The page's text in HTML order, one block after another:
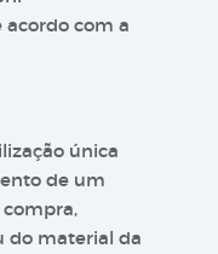
com a
única
de um
do material da